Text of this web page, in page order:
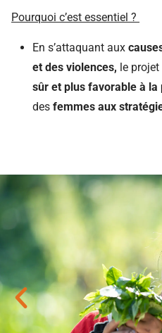
Pourquoi c’est essentiel ?
En s’attaquant aux
et des violences, le
sûr et plus favorable à
des femmes aux